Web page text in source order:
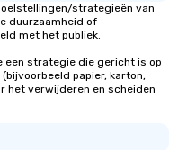
strategieën van
duurzaamheid of
met het publiek.
een strategie die gericht is op
papier, karton,
het verwijderen en scheiden